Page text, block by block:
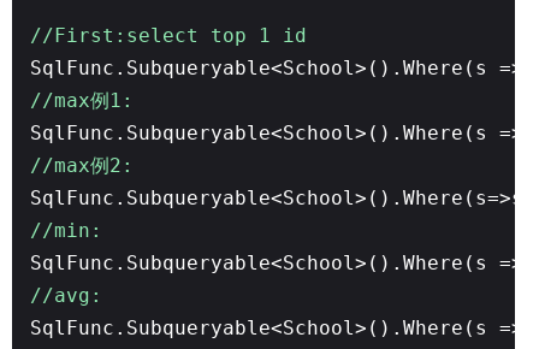
//First:select top 1 id
//max例1:
SqlFunc.Subqueryable<School>().Where(s
//max例2:
//min:
//avg:
SqlFunc.Subqueryable<School>().Where(s